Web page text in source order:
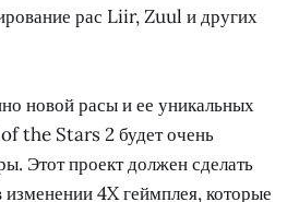
рас Liir, Zuul и других
новой расы и ее уникальных
the Stars 2 будет очень
Этот проект должен сделать
4X геймплея, которые